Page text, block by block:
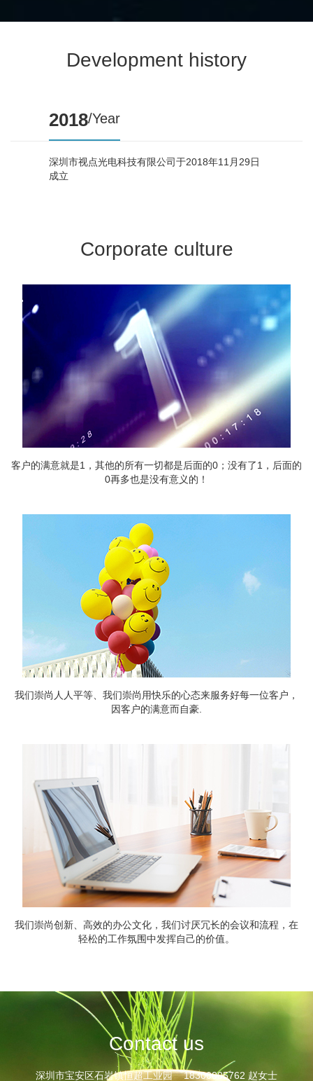
Development history
2018/Year
深圳市视点光电科技有限公司于2018年11月29日
成立
Corporate culture
客户的满意就是1，其他的所有一切都是后面的0；没有了1，后面的
0再多也是没有意义的！
我们崇尚人人平等、我们崇尚用快乐的心态来服务好每一位客户，
因客户的满意而自豪.
我们崇尚创新、高效的办公文化，我们讨厌冗长的会议和流程，在
轻松的工作氛围中发挥自己的价值。
Contact us
深圳市宝安区石岩镇恒超工业园 18300005762 赵女士